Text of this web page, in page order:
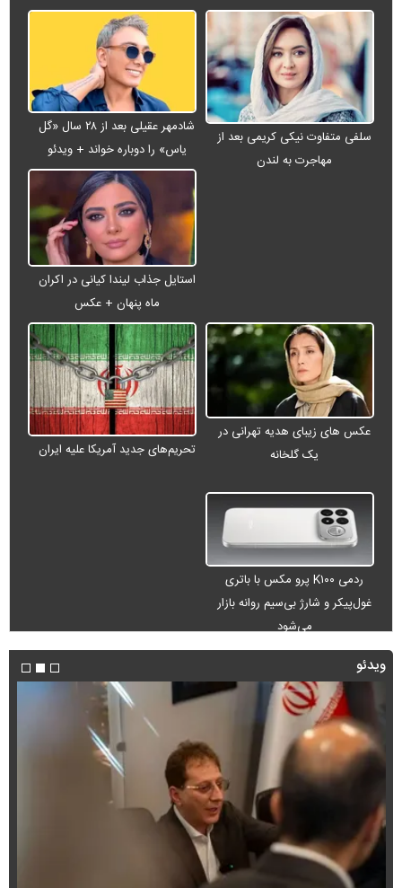
سلفی متفاوت نیکی کریمی بعد از
مهاجرت به لندن
شادمهر عقیلی بعد از ۲۸ سال «گل
یاس» را دوباره خواند + ویدئو
استایل جذاب لیندا کیانی در اکران
ماه پنهان + عکس
عکس های زیبای هدیه تهرانی در
یک گلخانه
تحریم‌های جدید آمریکا علیه ایران
ردمی K۱۰۰ پرو مکس با باتری
غول‌پیکر و شارژ بی‌سیم روانه بازار
می‌شود
ویدئو